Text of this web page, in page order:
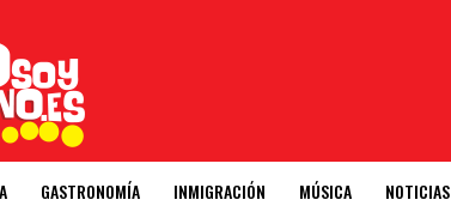
GASTRONOMÍA INMIGRACIÓN MÚSICA NOTICIAS